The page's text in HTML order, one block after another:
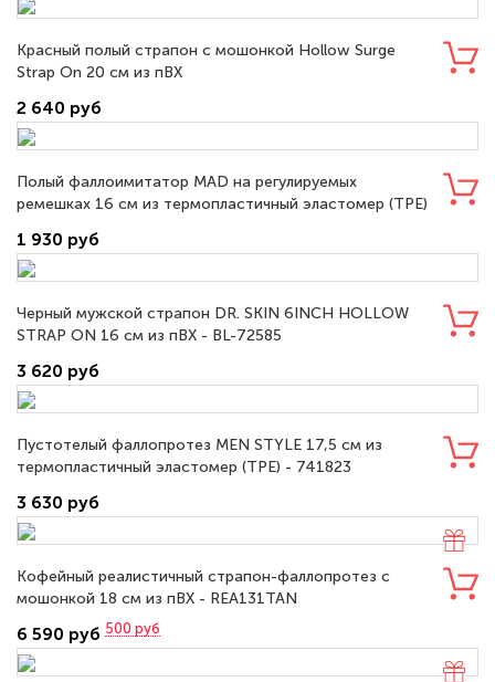
Красный полый страпон с мошонкой Hollow Surge
Strap On 20 см из пВХ
2 640 руб
Полый фаллоимитатор MAD на регулируемых
ремешках 16 см из термопластичный эластомер (TPE)
1 930 руб
Черный мужской страпон DR. SKIN 6INCH HOLLOW
STRAP ON 16 см из пВХ - BL-72585
3 620 руб
Пустотелый фаллопротез MEN STYLE 17,5 см из
термопластичный эластомер (TPE) - 741823
3 630 руб
Кофейный реалистичный страпон-фаллопротез с
мошонкой 18 см из пВХ - REA131TAN
6 590 руб 500 руб